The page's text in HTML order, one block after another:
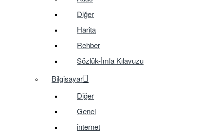
Diğer
Harita
Rehber
Sözlük-İmla Kılavuzu
Bilgisayar
Diğer
Genel
internet